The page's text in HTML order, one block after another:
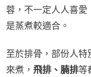
蓉，不一定人人喜
是蒸煮較適合。
至於排骨，部份人
來煮， 飛排、腩排等